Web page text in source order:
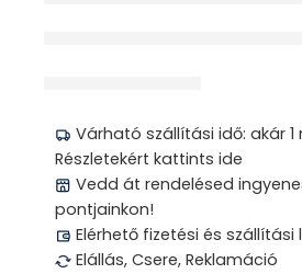
Várható szállítási idő: akár
Részletekért kattints ide
Vedd át rendelésed
pontjainkon!
Elérhető fizetési és szállítási
Elállás, Csere, Reklamáció